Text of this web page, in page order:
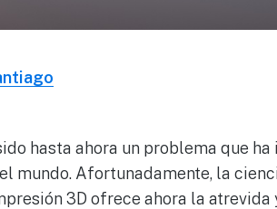
hasta ahora un problema que
mundo. Afortunadamente, la
3D ofrece ahora la atrevida